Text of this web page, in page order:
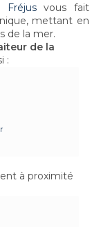
Fréjusvous fait
mettant en
de la mer.
de la
:
à proximité